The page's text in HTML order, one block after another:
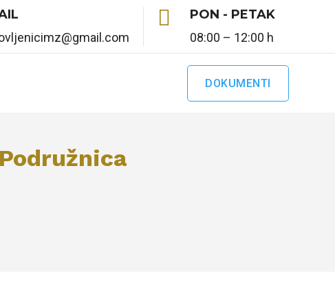
 PON - PETAK
08:00 – 12:00 h
DOKUMENTI